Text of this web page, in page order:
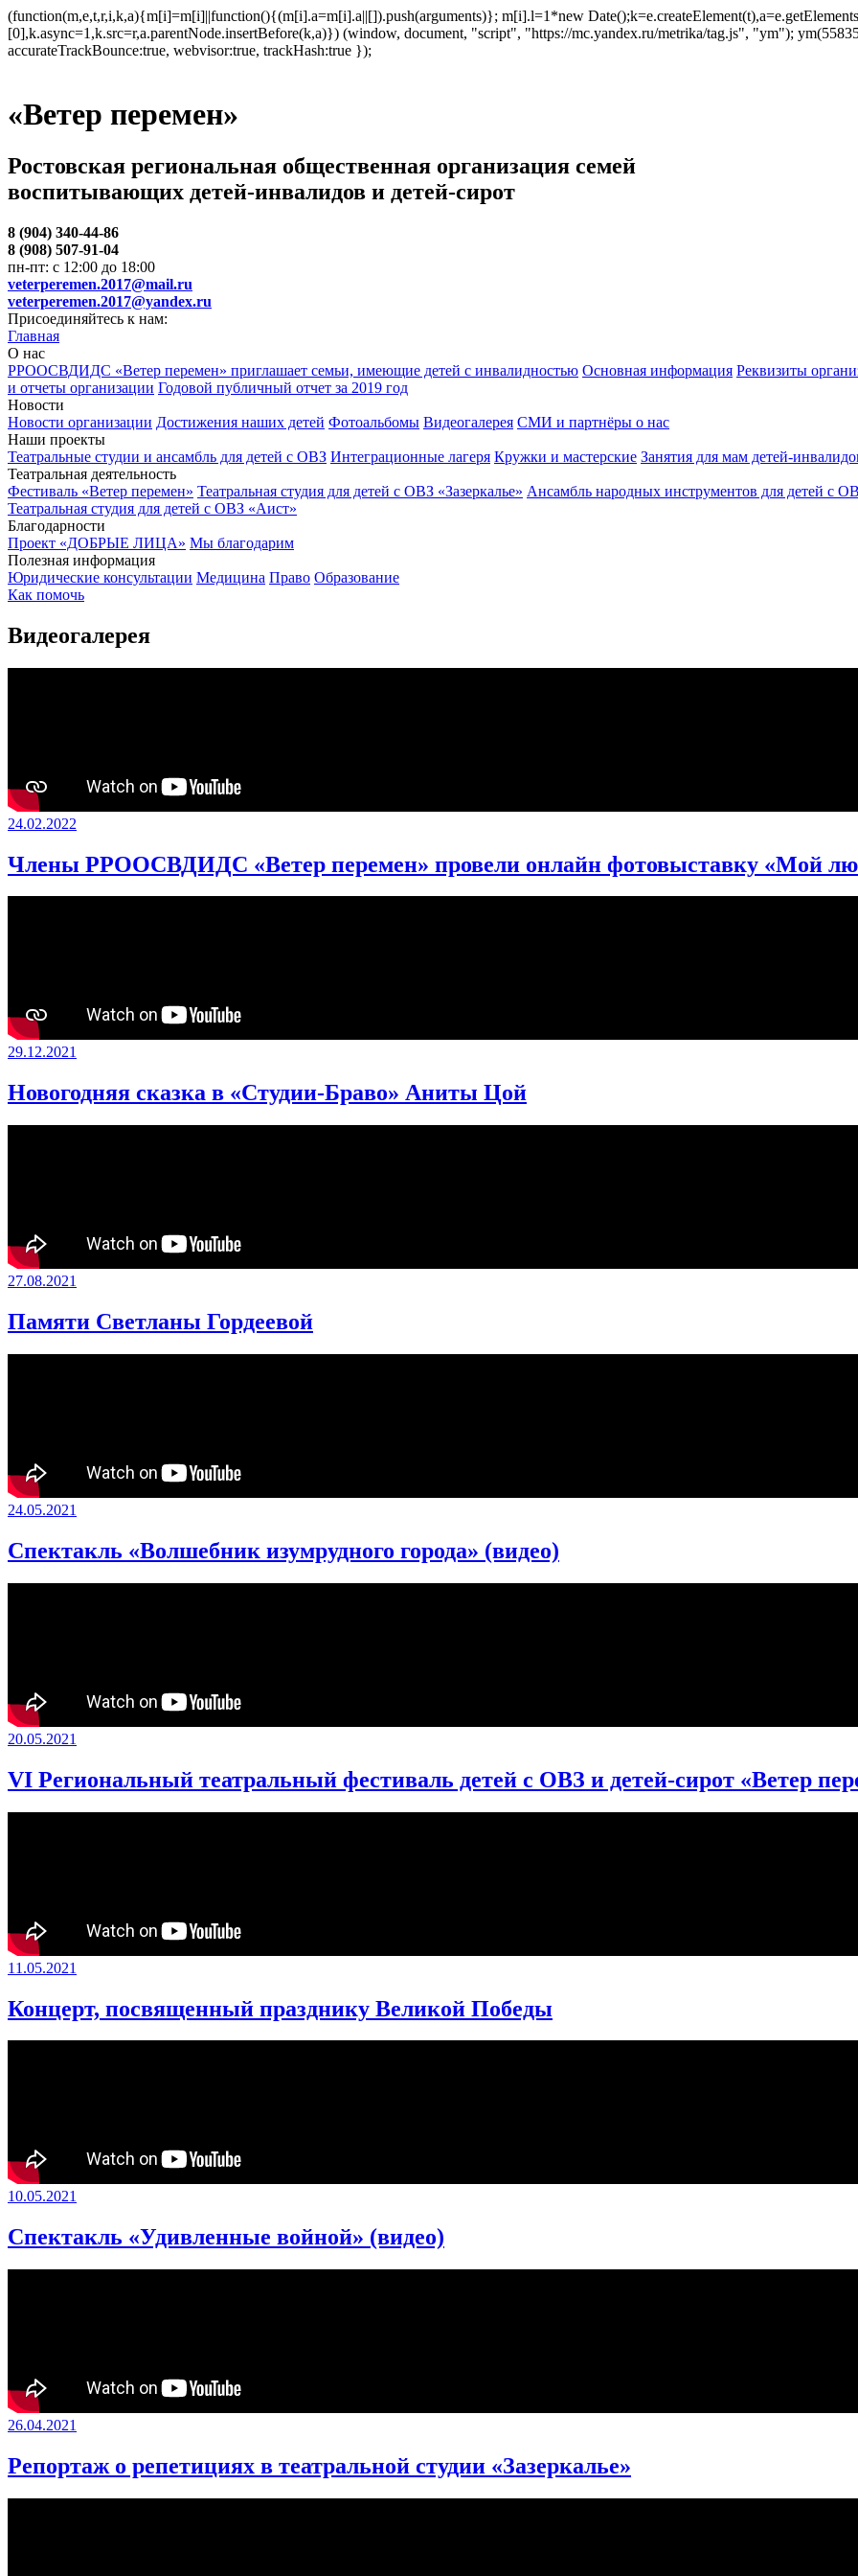
(function(m,e,t,r,i,k,a){m[i]=m[i]||function(){(m[i].a=m[i].a||[]).push(arguments)}; m[i].l=1*new
[0],k.async=1,k.src=r,a.parentNode.insertBefore(k,a)}) (window, document, "script", "https://mc.yandex.ru/metrika/tag.js", "ym");
accurateTrackBounce:true, webvisor:true, trackHash:true });
«Ветер перемен»
Ростовская региональная общественная организация семей
воспитывающих детей-инвалидов и детей-сирот
8 (904) 340-44-86
8 (908) 507-91-04
пн-пт: с 12:00 до 18:00
veterperemen.2017@mail.ru
veterperemen.2017@yandex.ru
Присоединяйтесь к нам:
Главная
О нас
РРООСВДИДС «Ветер перемен» приглашает семьи, имеющие детей с инвалидностью Основная информация Реквизиты
и отчеты организации Годовой публичный отчет за 2019 год
Новости
Новости организации Достижения наших детей Фотоальбомы Видеогалерея СМИ и партнёры о нас
Наши проекты
Театральные студии и ансамбль для детей с ОВЗ Интеграционные лагеря Кружки и мастерские Занятия для мам детей-
Театральная деятельность
Фестиваль «Ветер перемен» Театральная студия для детей с ОВЗ «Зазеркалье» Ансамбль народных инструментов для детей с
Театральная студия для детей с ОВЗ «Аист»
Благодарности
Проект «ДОБРЫЕ ЛИЦА» Мы благодарим
Полезная информация
Юридические консультации Медицина Право Образование
Как помочь
Видеогалерея
24.02.2022
Члены РРООСВДИДС «Ветер перемен» провели онлайн фотовыставку «Мой
29.12.2021
Новогодняя сказка в «Студии-Браво» Аниты Цой
27.08.2021
Памяти Светланы Гордеевой
24.05.2021
Спектакль «Волшебник изумрудного города» (видео)
20.05.2021
VI Региональный театральный фестиваль детей с ОВЗ и детей-сирот «Ветер
11.05.2021
Концерт, посвященный празднику Великой Победы
10.05.2021
Спектакль «Удивленные войной» (видео)
26.04.2021
Репортаж о репетициях в театральной студии «Зазеркалье»